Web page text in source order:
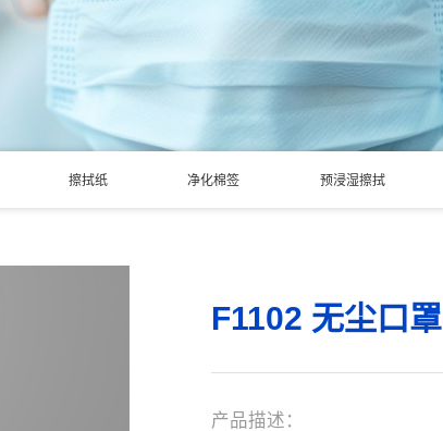
擦拭纸 净化棉签 预浸湿擦拭
F1102 无尘口罩
产品描述：